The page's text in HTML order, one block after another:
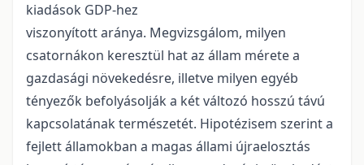
kiadások GDP-hez
viszonyított aránya. Megvizsgálom, milyen
csatornákon keresztül hat az állam mérete a
gazdasági növekedésre, illetve milyen egyéb
tényezők befolyásolják a két változó hosszú távú
kapcsolatának természetét. Hipotézisem szerint a
fejlett államokban a magas állami újraelosztás